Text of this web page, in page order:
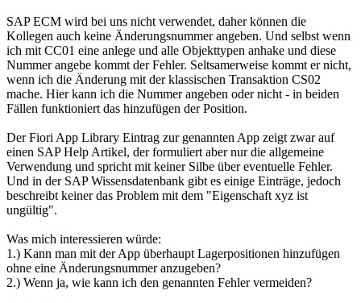
SAP ECM wird bei uns nicht verwendet, daher können die
Kollegen auch keine Änderungsnummer angeben. Und selbst wenn
ich mit CC01 eine anlege und alle Objekttypen anhake und diese
Nummer angebe kommt der Fehler. Seltsamerweise kommt er nicht,
wenn ich die Änderung mit der klassischen Transaktion CS02
mache. Hier kann ich die Nummer angeben oder nicht - in beiden
Fällen funktioniert das hinzufügen der Position.
Der Fiori App Library Eintrag zur genannten App zeigt zwar auf
einen SAP Help Artikel, der formuliert aber nur die allgemeine
Verwendung und spricht mit keiner Silbe über eventuelle Fehler.
Und in der SAP Wissensdatenbank gibt es einige Einträge, jedoch
beschreibt keiner das Problem mit dem "Eigenschaft xyz ist
ungültig".
Was mich interessieren würde:
1.) Kann man mit der App überhaupt Lagerpositionen hinzufügen
ohne eine Änderungsnummer anzugeben?
2.) Wenn ja, wie kann ich den genannten Fehler vermeiden?